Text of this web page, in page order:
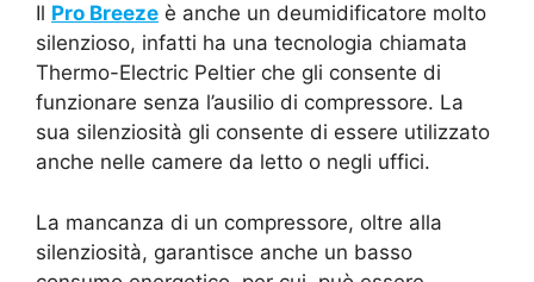
Il Pro Breeze è anche un deumidificatore molto
silenzioso, infatti ha una tecnologia chiamata
Thermo-Electric Peltier che gli consente di
funzionare senza l’ausilio di compressore. La
sua silenziosità gli consente di essere utilizzato
anche nelle camere da letto o negli uffici.
La mancanza di un compressore, oltre alla
silenziosità, garantisce anche un basso